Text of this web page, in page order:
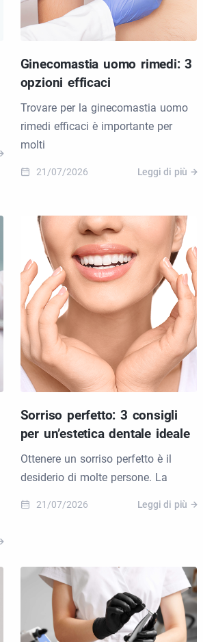
Ginecomastia uomo rimedi: 3
opzioni efficaci
Trovare per la ginecomastia uomo
rimedi efficaci è importante per
molti
21/07/2026 Leggi di più
Sorriso perfetto: 3 consigli
per un’estetica dentale ideale
Ottenere un sorriso perfetto è il
desiderio di molte persone. La
21/07/2026 Leggi di più